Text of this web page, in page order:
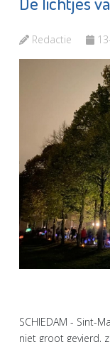
Redactie
SCHIEDAM - Sint-
niet groot gevierd,